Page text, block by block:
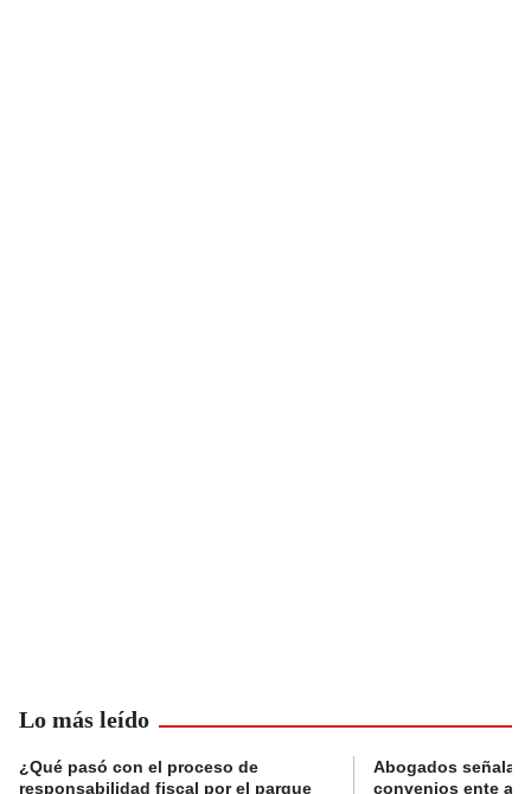
Lo más leído
¿Qué pasó con el proceso de
responsabilidad fiscal por el parque
Abogados
convenios ente